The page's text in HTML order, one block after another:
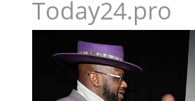
Today24.pro